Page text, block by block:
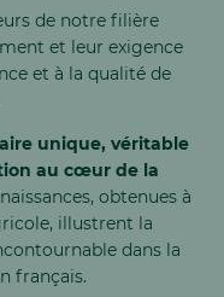
de notre filière
et leur exigence
et à la qualité de
unique, véritable
au cœur de la
obtenues à
illustrent la
dans la
français.